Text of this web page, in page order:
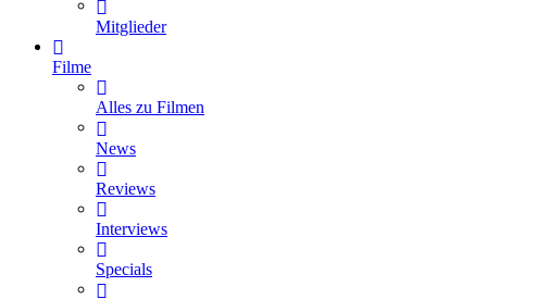
Mitglieder
Filme
Alles zu Filmen
News
Reviews
Interviews
Specials